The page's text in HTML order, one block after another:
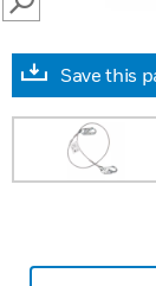
SEARCH
Save this